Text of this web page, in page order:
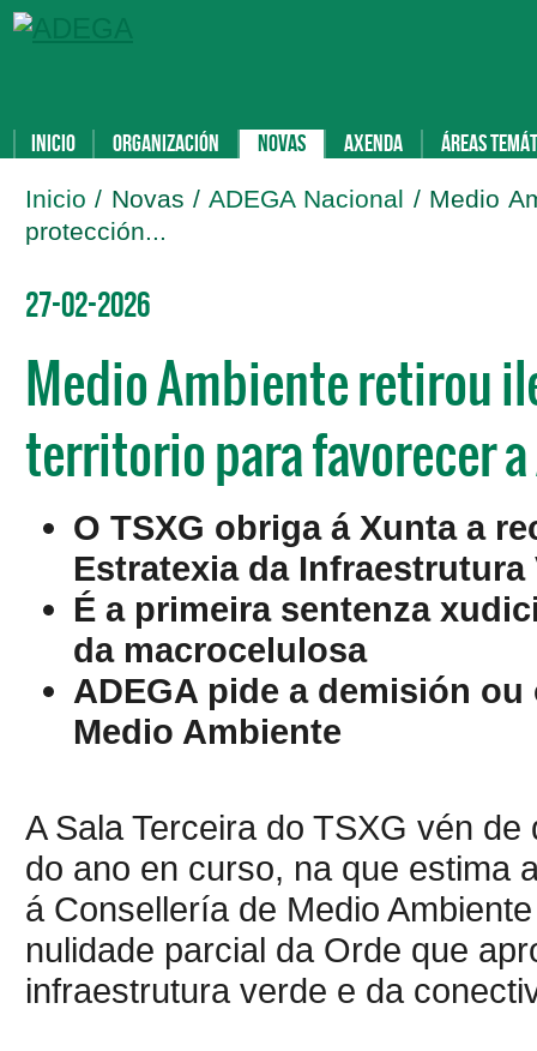
Inicio Organización Novas Axenda Áreas
Inicio / Novas / ADEGA Nacional / Medio
protección...
27-02-2026
Medio Ambiente retirou
territorio para favorecer
O TSXG obriga á Xunta a
Estratexia da Infraestrutura
É a primeira sentenza
da macrocelulosa
ADEGA pide a demisión
Medio Ambiente
A Sala Terceira do TSXG vén
do ano en curso, na que estima
á Consellería de Medio
nulidade parcial da Orde que
infraestrutura verde e da